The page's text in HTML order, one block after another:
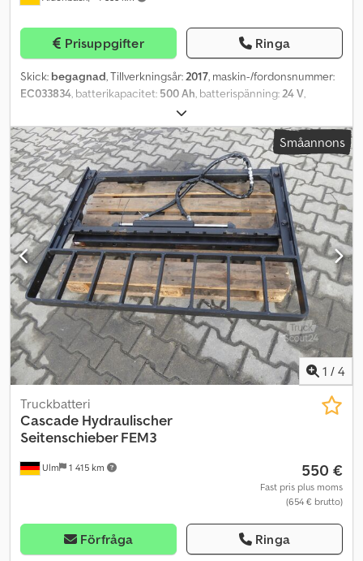
Prisuppgifter Ringa
Skick: begagnad, Tillverkningsår:2017, maskin-/fordonsnummer:
EC033834, batterikapacitet: 500 Ah, batterispänning:24 V,
Motortyp: ej specificerad, tillverkare: Exide Dcodpfx Aew
Eqpmsfnok
Småannons
1 / 4
Ulm 1 415 km
Truckbatteri
Cascade Hydraulischer
Seitenschieber FEM3
550 €
Fast pris plus moms
(654 € brutto)
Förfråga Ringa